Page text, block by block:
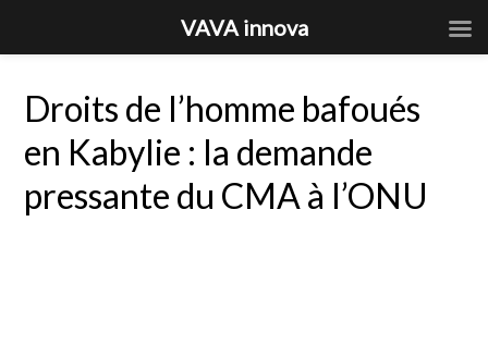
Droits de l’homme bafoués
en Kabylie : la demande
pressante du CMA à l’ONU
VAVA innova